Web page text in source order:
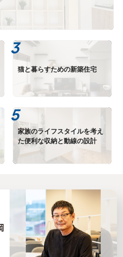
猫と暮らすための新築住宅
家族のライフスタイルを考え
た便利な収納と動線の設計